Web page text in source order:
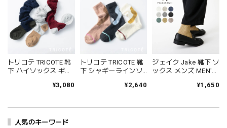
人気のキーワード
トリコテ TRICOTE 靴
下 ハイソックス ギャ
クス レディース おし
ト プレゼント レッド
¥3,080
トリコテ TRICOTE 靴
下 シャギーラインソ
本製 国産 秋冬 おしゃ
¥2,640
ジェイク Jake 靴下 ソ
ックス メンズ MEN'S
夏 ブランド 日本製 国
¥1,650